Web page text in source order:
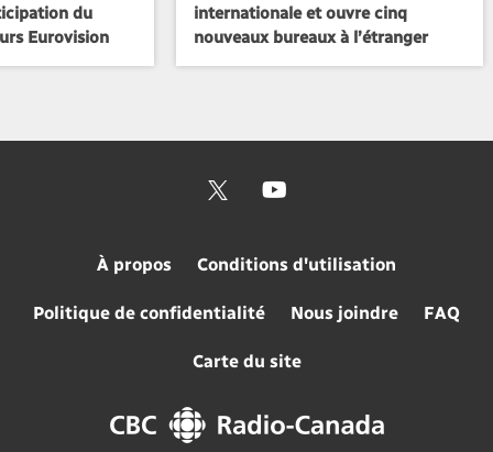
du
Eurovision
internationale et ouvre cinq
nouveaux bureaux à l’étranger
À propos Conditions d'utilisation
Politique de confidentialité Nous joindre FAQ
Carte du site